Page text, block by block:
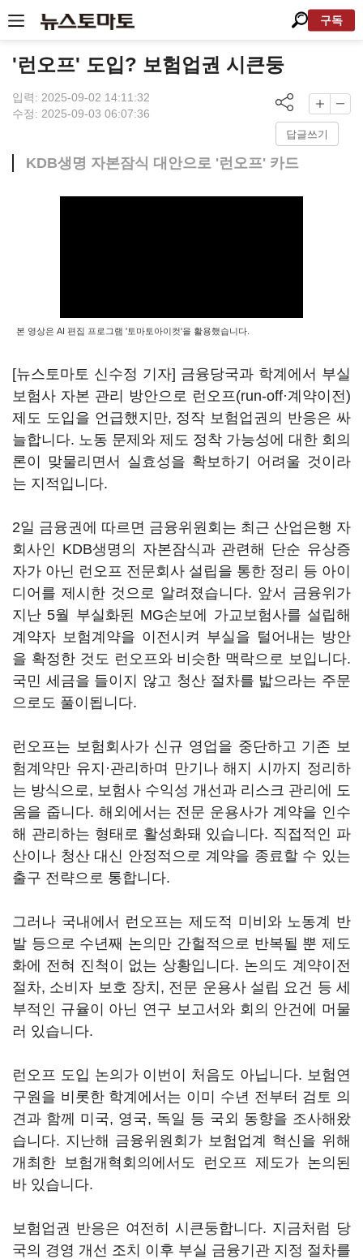
구독
'런오프' 도입? 보험업권 시큰둥
입력: 2025-09-02 14:11:32
수정: 2025-09-03 06:07:36
답글쓰기
KDB생명 자본잠식 대안으로 '런오프' 카드
본 영상은 AI 편집 프로그램 '토마토아이컷'을 활용했습니다.
[뉴스토마토 신수정 기자] 금융당국과 학계에서 부실
보험사 자본 관리 방안으로 런오프(run-off·계약이전)
제도 도입을 언급했지만, 정작 보험업권의 반응은 싸
늘합니다. 노동 문제와 제도 정착 가능성에 대한 회의
론이 맞물리면서 실효성을 확보하기 어려울 것이라
는 지적입니다.
2일 금융권에 따르면 금융위원회는 최근 산업은행 자
회사인 KDB생명의 자본잠식과 관련해 단순 유상증
자가 아닌 런오프 전문회사 설립을 통한 정리 등 아이
디어를 제시한 것으로 알려졌습니다. 앞서 금융위가
지난 5월 부실화된 MG손보에 가교보험사를 설립해
계약자 보험계약을 이전시켜 부실을 털어내는 방안
을 확정한 것도 런오프와 비슷한 맥락으로 보입니다.
국민 세금을 들이지 않고 청산 절차를 밟으라는 주문
으로도 풀이됩니다.
런오프는 보험회사가 신규 영업을 중단하고 기존 보
험계약만 유지·관리하며 만기나 해지 시까지 정리하
는 방식으로, 보험사 수익성 개선과 리스크 관리에 도
움을 줍니다. 해외에서는 전문 운용사가 계약을 인수
해 관리하는 형태로 활성화돼 있습니다. 직접적인 파
산이나 청산 대신 안정적으로 계약을 종료할 수 있는
출구 전략으로 통합니다.
그러나 국내에서 런오프는 제도적 미비와 노동계 반
발 등으로 수년째 논의만 간헐적으로 반복될 뿐 제도
화에 전혀 진척이 없는 상황입니다. 논의도 계약이전
절차, 소비자 보호 장치, 전문 운용사 설립 요건 등 세
부적인 규율이 아닌 연구 보고서와 회의 안건에 머물
러 있습니다.
런오프 도입 논의가 이번이 처음도 아닙니다. 보험연
구원을 비롯한 학계에서는 이미 수년 전부터 검토 의
견과 함께 미국, 영국, 독일 등 국외 동향을 조사해왔
습니다. 지난해 금융위원회가 보험업계 혁신을 위해
개최한 보험개혁회의에서도 런오프 제도가 논의된
바 있습니다.
보험업권 반응은 여전히 시큰둥합니다. 지금처럼 당
국의 경영 개선 조치 이후 부실 금융기관 지정 절차를